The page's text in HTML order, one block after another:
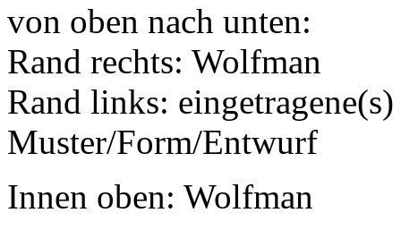
von oben nach unten:
Rand rechts: Wolfman
Rand links:
Muster/Form/Entwurf
Innen oben: Wolfman